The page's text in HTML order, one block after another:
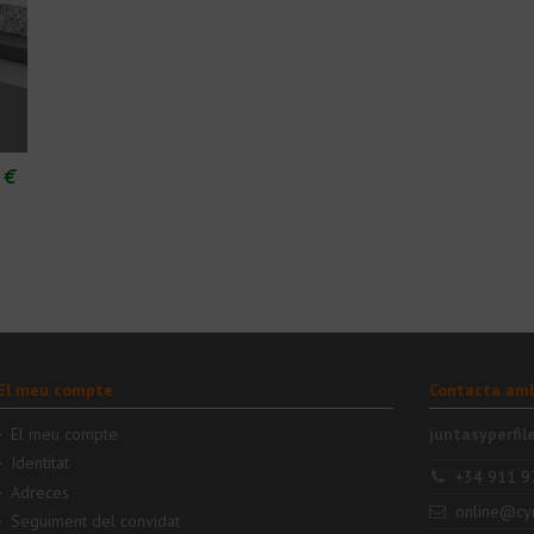
meu compte
El meu compte
Identitat
Adreces
Seguiment del convidat
Contacta
+34 911